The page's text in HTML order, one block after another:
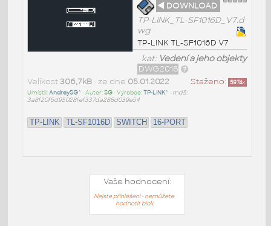
◄ DOWNLOAD
TP-LINK_TL-SF1016D_V7.d
wg
TP-LINK TL-SF1016D V7
kat: Vedení a jeho objekty
DWG2018
Staženo: 5974x
Velikost306,7kB• ze dne 05.01.2022
Umístil:AndreySG^ • Autor:SG• Výrobce:TP-LINK^ • md5:
3a8f20f5d95028fef337da288d039e54
TP-LINK TL-SF1016D SWITCH 16-PORT
Vaše hodnocení:
Nejste přihlášeni - nemůžete
hodnotit blok